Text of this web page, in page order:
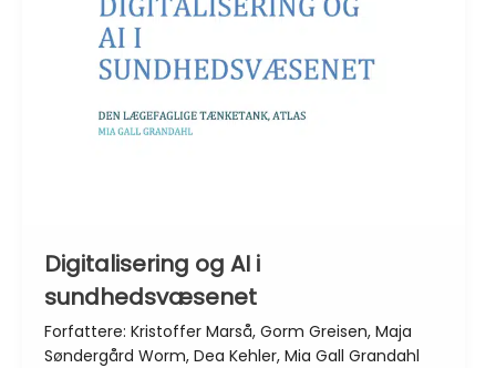
Digitalisering og AI i
sundhedsvæsenet
Forfattere: Kristoffer Marså, Gorm Greisen, Maja
Søndergård Worm, Dea Kehler, Mia Gall Grandahl